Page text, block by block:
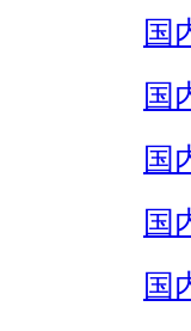
国
国
国
国
国